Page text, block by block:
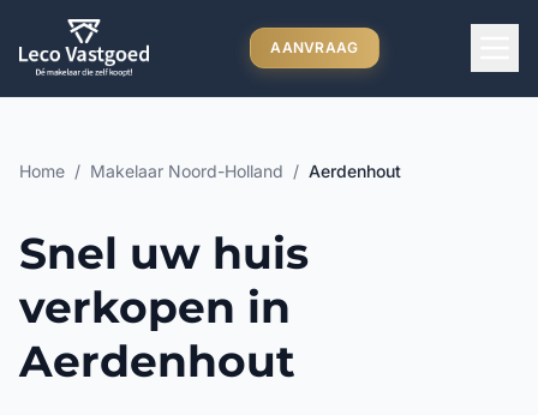
Ga direct naar inhoud
AANVRAAG
Home / Makelaar Noord-Holland / Aerdenhout
Snel uw huis
verkopen in
Aerdenhout